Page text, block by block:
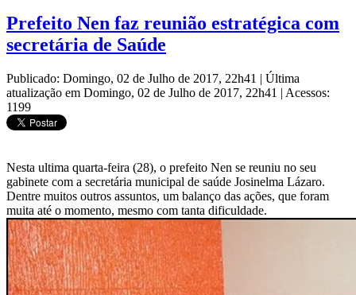
Prefeito Nen faz reunião estratégica com
secretária de Saúde
Publicado: Domingo, 02 de Julho de 2017, 22h41 | Última
atualização em Domingo, 02 de Julho de 2017, 22h41 | Acessos:
1199
Nesta ultima quarta-feira (28), o prefeito Nen se reuniu no seu
gabinete com a secretária municipal de saúde Josinelma Lázaro.
Dentre muitos outros assuntos, um balanço das ações, que foram
muita até o momento, mesmo com tanta dificuldade.